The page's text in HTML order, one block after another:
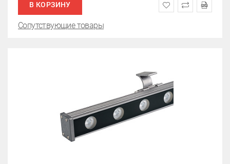
В КОРЗИНУ
Сопутствующие товары